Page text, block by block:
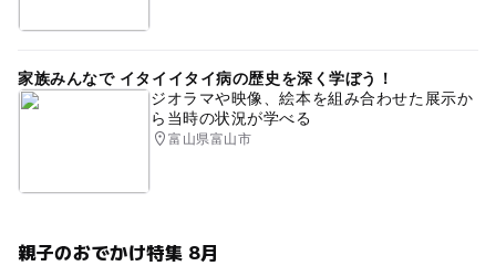
家族みんなで イタイイタイ病の歴史を深く学ぼう！
ジオラマや映像、絵本を組み合わせた展示か
ら当時の状況が学べる
富山県富山市
親子のおでかけ特集 8月